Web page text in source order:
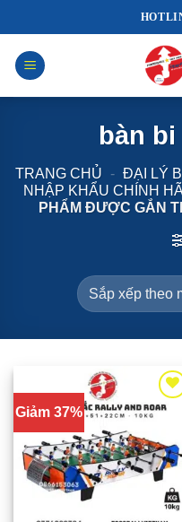
qua
nội
dung
bàn bi
TRANG CHỦ - ĐẠI LÝ
NHẬP KHẨU CHÍNH
PHẨM ĐƯỢC GẮN
Giảm 37%